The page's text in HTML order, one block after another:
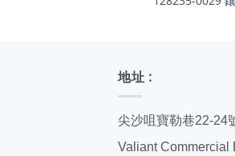
地址 :
尖沙咀寶勒巷22-24
Valiant Commercial